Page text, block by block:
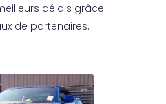
délais grâce
de partenaires.